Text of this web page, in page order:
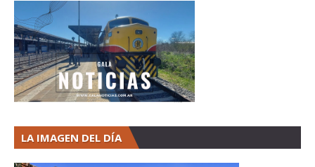
LA IMAGEN DEL DÍA